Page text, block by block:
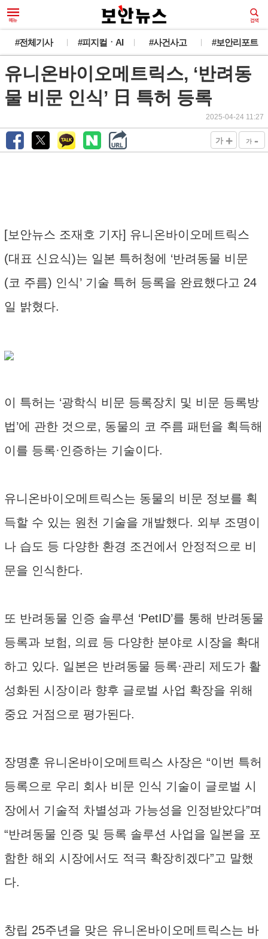
#전체기사 #피지컬ㆍAI #사건사고 #보안리포트
유니온바이오메트릭스, ‘반려동
물 비문 인식’ 日 특허 등록
2025-04-24 11:27
가 + 가 -
[보안뉴스 조재호 기자] 유니온바이오메트릭스
(대표 신요식)는 일본 특허청에 ‘반려동물 비문
(코 주름) 인식’ 기술 특허 등록을 완료했다고 24
일 밝혔다.
이 특허는 ‘광학식 비문 등록장치 및 비문 등록방
법’에 관한 것으로, 동물의 코 주름 패턴을 획득해
이를 등록·인증하는 기술이다.
유니온바이오메트릭스는 동물의 비문 정보를 획
득할 수 있는 원천 기술을 개발했다. 외부 조명이
나 습도 등 다양한 환경 조건에서 안정적으로 비
문을 인식한다.
또 반려동물 인증 솔루션 ‘PetID’를 통해 반려동물
등록과 보험, 의료 등 다양한 분야로 시장을 확대
하고 있다. 일본은 반려동물 등록·관리 제도가 활
성화된 시장이라 향후 글로벌 사업 확장을 위해
중요 거점으로 평가된다.
장명훈 유니온바이오메트릭스 사장은 “이번 특허
등록으로 우리 회사 비문 인식 기술이 글로벌 시
장에서 기술적 차별성과 가능성을 인정받았다”며
“반려동물 인증 및 등록 솔루션 사업을 일본을 포
함한 해외 시장에서도 적극 확장히겠다”고 말했
다.
창립 25주년을 맞은 유니온바이오메트릭스는 바